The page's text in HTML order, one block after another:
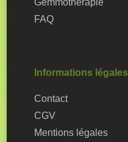
Gemmothérapie
FAQ
Informations légales
Contact
CGV
Mentions légales